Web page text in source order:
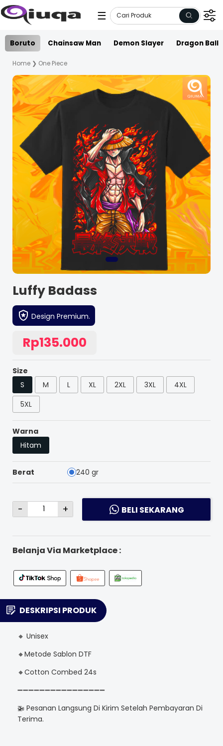
☰
Boruto Chainsaw Man Demon Slayer Dragon Ball
Home ❯ One Piece
Luffy Badass
Design Premium.
Rp135.000
Size
S
M L XL 2XL 3XL
4XL
5XL
Warna
Hitam
Berat 240 gr
- + BELI SEKARANG
Belanja Via Marketplace :
DESKRIPSI PRODUK
🔸 Unisex
🔸Metode Sablon DTF
🔸Cotton Combed 24s
➖➖➖➖➖➖➖➖➖➖➖➖➖➖➖➖
🚁 Pesanan Langsung Di Kirim Setelah Pembayaran Di
Terima.